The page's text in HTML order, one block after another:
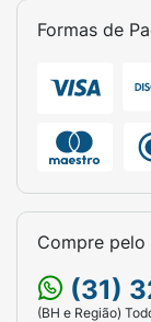
Formas de
Compre pelo
(31)
(BH e Região)